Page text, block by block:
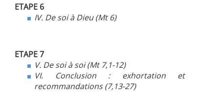
ETAPE 6
IV. Desoi à Dieu (Mt 6)
ETAPE 7
V. De soi à soi (Mt 7,1-12)
VI. Conclusion: exhortation et
recommandations (7,13-27)